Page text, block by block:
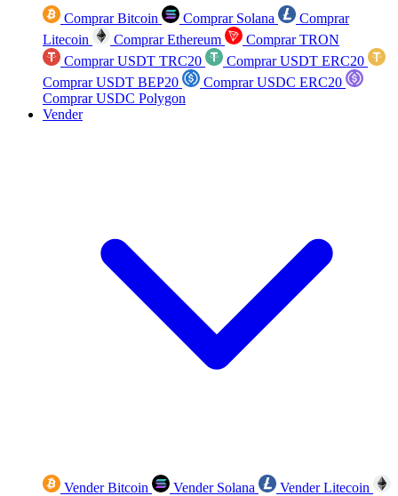
Comprar Bitcoin Comprar Solana
Comprar
Litecoin
Comprar Ethereum
Comprar TRON
Comprar USDT TRC20
Comprar USDT ERC20
Comprar USDT BEP20
Comprar USDC ERC20
Comprar USDC Polygon
Vender
Vender Bitcoin Vender Solana
Vender Litecoin